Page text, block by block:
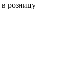
розницу